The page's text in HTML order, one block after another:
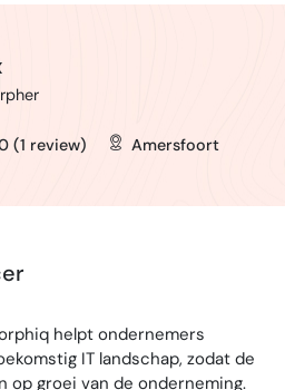
(1 review) Amersfoort
helpt ondernemers
IT landschap, zodat de
op groei van de onderneming.